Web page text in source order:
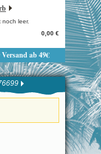
noch leer.
0,00 €
ab 49€